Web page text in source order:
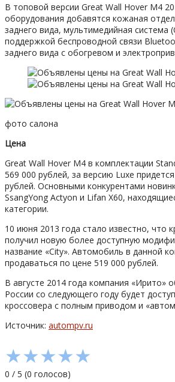
В топовой версии Great Wall Hover M4
оборудования добавятся кожаная
заднего вида, мультимедийная система
поддержкой беспроводной связи
заднего вида с обогревом и
фото салона
Цена
Great Wall Hover M4 в комплектации
569 000 рублей, за версию Luxe
рублей. Основными конкурентами
SsangYong Actyon и Lifan X60,
категории.
10 июня 2013 года стало известно, что
получил новую более доступную
название «City». Автомобиль в данной
продаваться по цене 519 000 рублей.
В августе 2014 года компания «Ирито»
России со следующего году будет
кроссовера с полным приводом и
Источник: autompv.ru
★★★★★
0 / 5 (0 голосов)